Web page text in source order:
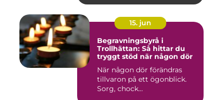
15. jun
Begravningsbyrå i
Trollhättan: Så hittar du
tryggt stöd när någon dör
När någon dör förändras
tillvaron på ett ögonblick.
Sorg, chock...